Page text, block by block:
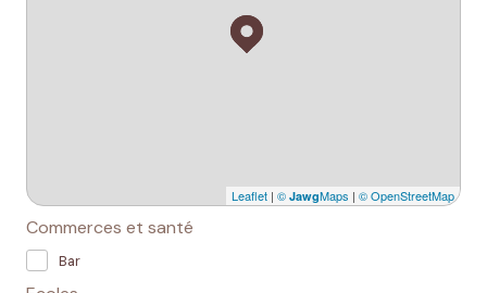
Leaflet | © JawgMaps | © OpenStreetMap
Commerces et santé
Bar